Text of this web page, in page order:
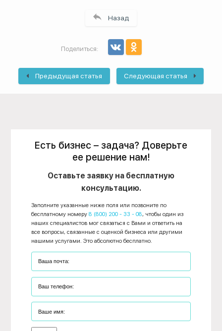
Назад
Поделиться:
Предыдущая статья Следующая статья
Есть бизнес – задача? Доверьте
ее решение нам!
Оставьте заявку на бесплатную
консультацию.
Заполните указанные ниже поля или позвоните по
бесплатному номеру 8 (800) 200 - 33 - 08, чтобы один из
наших специалистов мог связаться с Вами и ответить на
все вопросы, связанные с оценкой бизнеса или другими
нашими услугами. Это абсолютно бесплатно.